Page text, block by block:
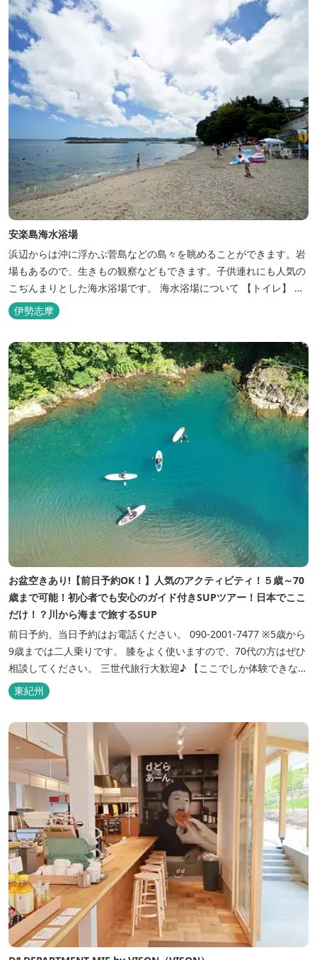
安楽島海水浴場
浜辺からは沖に浮かぶ菅島などの島々を眺めることができます。岩
場もあるので、生きもの観察などもできます。子供連れにも人気の
こぢんまりとした海水浴場です。 海水浴場について 【トイレ】
１ヶ所 無料 バリアフリートイレ有り(昼間のみ解放) 【シャワ
ー】 無料 外４基 （冷水シャワー） ※女子
伊勢志摩
お盆空きあり!【前日予約OK！】人気のアクティビティ！５歳～70
歳まで可能！初心者でも安心のガイド付きSUPツアー！日本でここ
だけ！？川から海まで旅するSUP
前日予約、当日予約はお電話ください。 090‐2001‐7477 ※5歳から
9歳までは二人乗りです。 膝をよく使いますので、70代の方はぜひ
相談してください。 三世代旅行大歓迎♪ 【ここでしか体験できな
い。】 ツアー前半は、川SUP！三重県1位の水質でSUPだけでなく
シュノーケルをしたり、50センチオーバーの魚を観察したり、カニ
東紀州